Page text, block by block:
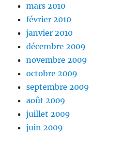
mars 2010
février 2010
janvier 2010
décembre 2009
novembre 2009
octobre 2009
septembre 2009
août 2009
juillet 2009
juin 2009